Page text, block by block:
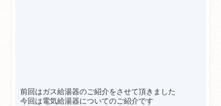
前回はガス給湯器のご紹介をさせて頂きました
今回は電気給湯器についてのご紹介です